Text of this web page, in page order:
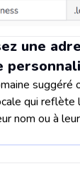
une
suggéré
qui reflète
nom ou à